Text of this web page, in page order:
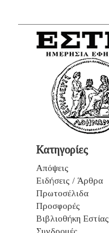
Κατηγορίες
Απόψεις
Ειδήσεις / Άρθρα
Πρωτοσέλιδα
Προσφορές
Βιβλιοθήκη Εστίας
Συνδρομές